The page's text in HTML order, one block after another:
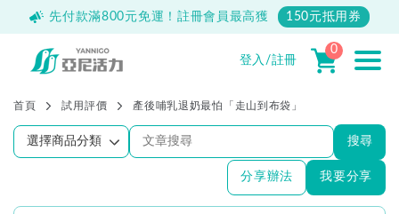
先付款滿800元免運！註冊會員最高獲 150元抵用券
登入/註冊
0
首頁 試用評價 產後哺乳退奶最怕「走山到布袋」
搜尋
分享辦法 我要分享